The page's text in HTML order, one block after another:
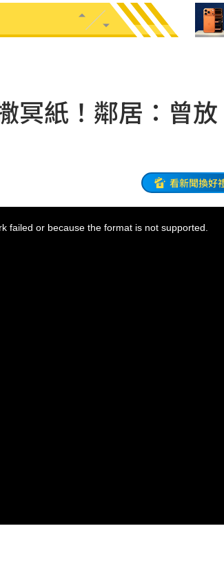
冥紙！鄰居：曾放
看新聞換好
failed or because the format is not supported.